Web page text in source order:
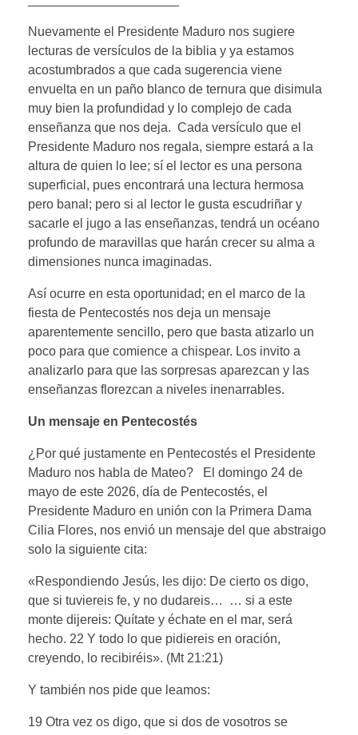
Nuevamente el Presidente Maduro nos sugiere
lecturas de versículos de la biblia y ya estamos
acostumbrados a que cada sugerencia viene
envuelta en un paño blanco de ternura que disimula
muy bien la profundidad y lo complejo de cada
enseñanza que nos deja. Cada versículo que el
Presidente Maduro nos regala, siempre estará a la
altura de quien lo lee; sí el lector es una persona
superficial, pues encontrará una lectura hermosa
pero banal; pero si al lector le gusta escudriñar y
sacarle el jugo a las enseñanzas, tendrá un océano
profundo de maravillas que harán crecer su alma a
dimensiones nunca imaginadas.
Así ocurre en esta oportunidad; en el marco de la
fiesta de Pentecostés nos deja un mensaje
aparentemente sencillo, pero que basta atizarlo un
poco para que comience a chispear. Los invito a
analizarlo para que las sorpresas aparezcan y las
enseñanzas florezcan a niveles inenarrables.
Un mensaje en Pentecostés
¿Por qué justamente en Pentecostés el Presidente
Maduro nos habla de Mateo? El domingo 24 de
mayo de este 2026, día de Pentecostés, el
Presidente Maduro en unión con la Primera Dama
Cilia Flores, nos envió un mensaje del que abstraigo
solo la siguiente cita:
«Respondiendo Jesús, les dijo: De cierto os digo,
que si tuviereis fe, y no dudareis… … si a este
monte dijereis: Quítate y échate en el mar, será
hecho. 22 Y todo lo que pidiereis en oración,
creyendo, lo recibiréis». (Mt 21:21)
Y también nos pide que leamos:
19 Otra vez os digo, que si dos de vosotros se